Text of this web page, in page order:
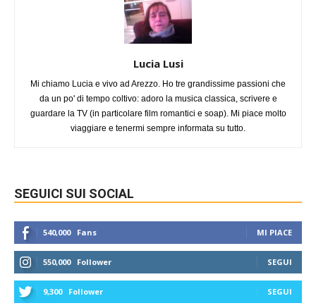
Lucia Lusi
Mi chiamo Lucia e vivo ad Arezzo. Ho tre grandissime passioni che
da un po' di tempo coltivo: adoro la musica classica, scrivere e
guardare la TV (in particolare film romantici e soap). Mi piace molto
viaggiare e tenermi sempre informata su tutto.
SEGUICI SUI SOCIAL
540,000 Fans MI PIACE
550,000 Follower SEGUI
9,300 Follower SEGUI